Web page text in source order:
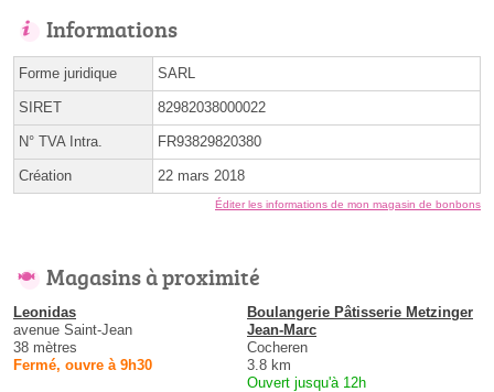
Informations
Forme juridique SARL
SIRET 82982038000022
N° TVA Intra. FR93829820380
Création 22 mars 2018
Éditer les informations de mon magasin de bonbons
Magasins à proximité
Leonidas
avenue Saint-Jean
38 mètres
Fermé, ouvre à 9h30
Boulangerie Pâtisserie Metzinger
Jean-Marc
Cocheren
3.8 km
Ouvert jusqu'à 12h